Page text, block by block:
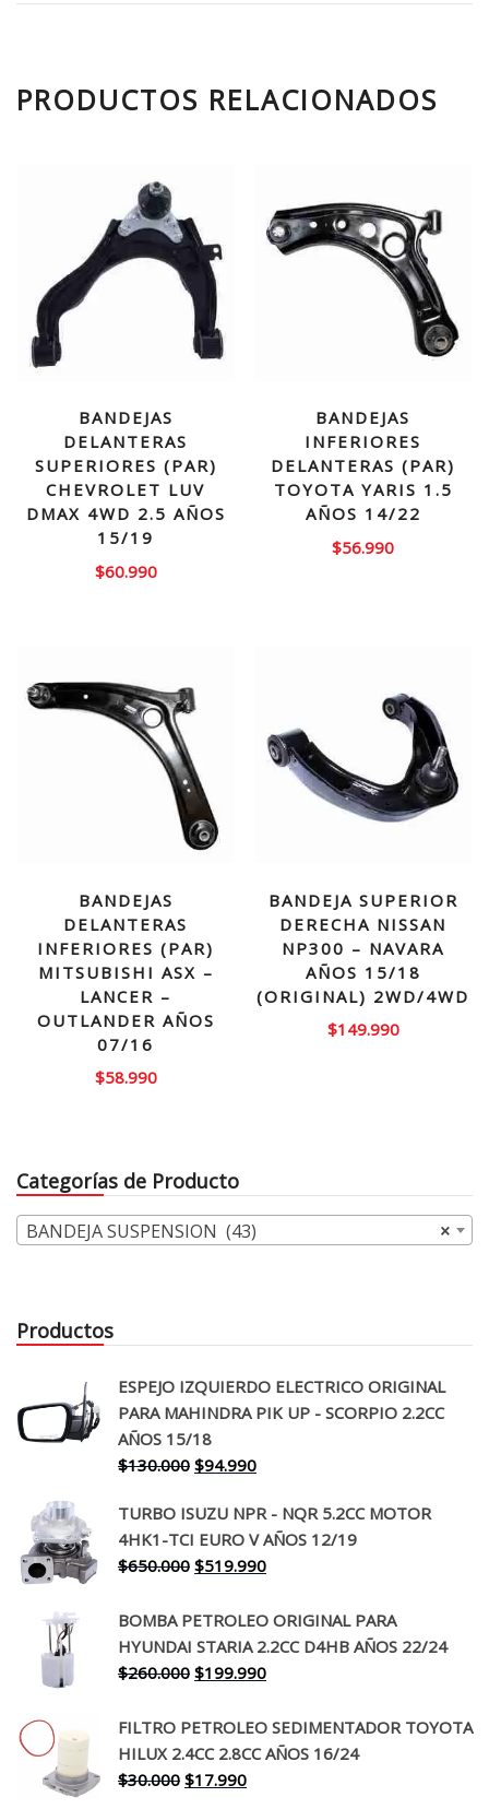
PRODUCTOS RELACIONADOS
BANDEJAS
DELANTERAS
SUPERIORES (PAR)
CHEVROLET LUV
DMAX 4WD 2.5 AÑOS
15/19
$60.990
BANDEJAS
INFERIORES
DELANTERAS (PAR)
TOYOTA YARIS 1.5
AÑOS 14/22
$56.990
BANDEJAS
DELANTERAS
INFERIORES (PAR)
MITSUBISHI ASX –
LANCER –
OUTLANDER AÑOS
07/16
$58.990
BANDEJA SUPERIOR
DERECHA NISSAN
NP300 – NAVARA
AÑOS 15/18
(ORIGINAL) 2WD/4WD
$149.990
Categorías de Producto
×
BANDEJA SUSPENSION (43)
Productos
ESPEJO IZQUIERDO ELECTRICO ORIGINAL
PARA MAHINDRA PIK UP - SCORPIO 2.2CC
AÑOS 15/18
$130.000 El
original
era:
$130.000.
$94.990El
actual
es:
$94.990.
TURBO ISUZU NPR - NQR 5.2CC MOTOR
4HK1-TCI EURO V AÑOS 12/19
$650.000 El
original
era:
$650.000.
$519.990El
actual
es:
$519.990.
BOMBA PETROLEO ORIGINAL PARA
HYUNDAI STARIA 2.2CC D4HB AÑOS 22/24
$260.000 El
original
era:
$260.000.
$199.990El
actual
es:
FILTRO PETROLEO SEDIMENTADOR TOYOTA
HILUX 2.4CC 2.8CC AÑOS 16/24
$30.000 El
$17.990El